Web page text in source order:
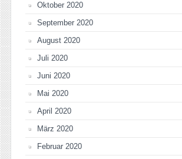
Oktober 2020
September 2020
August 2020
Juli 2020
Juni 2020
Mai 2020
April 2020
März 2020
Februar 2020